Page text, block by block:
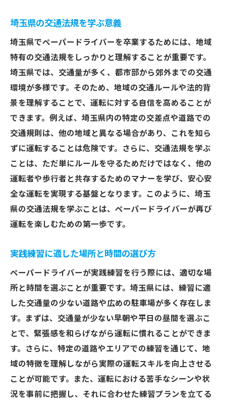
埼玉県の交通法規を学ぶ意義
埼玉県でペーパードライバーを卒業するためには、地域
特有の交通法規をしっかりと理解することが重要です。
埼玉県では、交通量が多く、都市部から郊外までの交通
環境が多様です。そのため、地域の交通ルールや法的背
景を理解することで、運転に対する自信を高めることが
できます。例えば、埼玉県内の特定の交差点や道路での
交通規則は、他の地域と異なる場合があり、これを知ら
ずに運転することは危険です。さらに、交通法規を学ぶ
ことは、ただ単にルールを守るためだけではなく、他の
運転者や歩行者と共存するためのマナーを学び、安心安
全な運転を実現する基盤となります。このように、埼玉
県の交通法規を学ぶことは、ペーパードライバーが再び
運転を楽しむための第一歩です。
実践練習に適した場所と時間の選び方
ペーパードライバーが実践練習を行う際には、適切な場
所と時間を選ぶことが重要です。埼玉県には、練習に適
した交通量の少ない道路や広めの駐車場が多く存在しま
す。まずは、交通量が少ない早朝や平日の昼間を選ぶこ
とで、緊張感を和らげながら運転に慣れることができま
す。さらに、特定の道路やエリアでの練習を通じて、地
域の特徴を理解しながら実際の運転スキルを向上させる
ことが可能です。また、運転における苦手なシーンや状
況を事前に把握し、それに合わせた練習プランを立てる